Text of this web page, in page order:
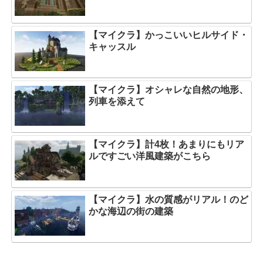
【マイクラ】かっこいいヒルサイド・
キャッスル
【マイクラ】オシャレな自然の地形、
列車を添えて
【マイクラ】計4枚！あまりにもリア
ルですごい洋風建築がこちら
【マイクラ】水の質感がリアル！のど
かな海辺の街の建築